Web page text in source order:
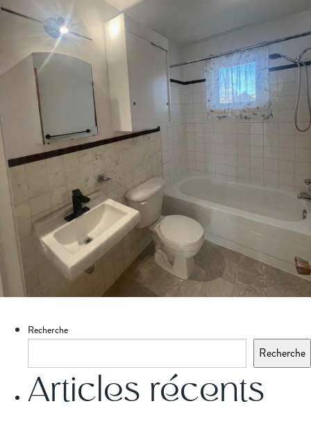
Recherche
Recherche
Articles récents